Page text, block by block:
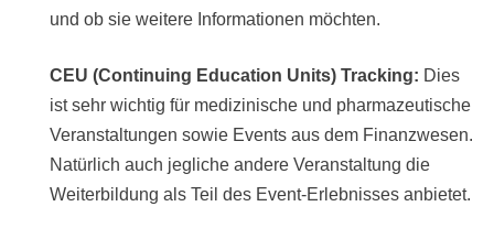
und ob sie weitere Informationen möchten.
CEU (Continuing Education Units) Tracking: Dies
ist sehr wichtig für medizinische und pharmazeutische
Veranstaltungen sowie Events aus dem Finanzwesen.
Natürlich auch jegliche andere Veranstaltung die
Weiterbildung als Teil des Event-Erlebnisses anbietet.